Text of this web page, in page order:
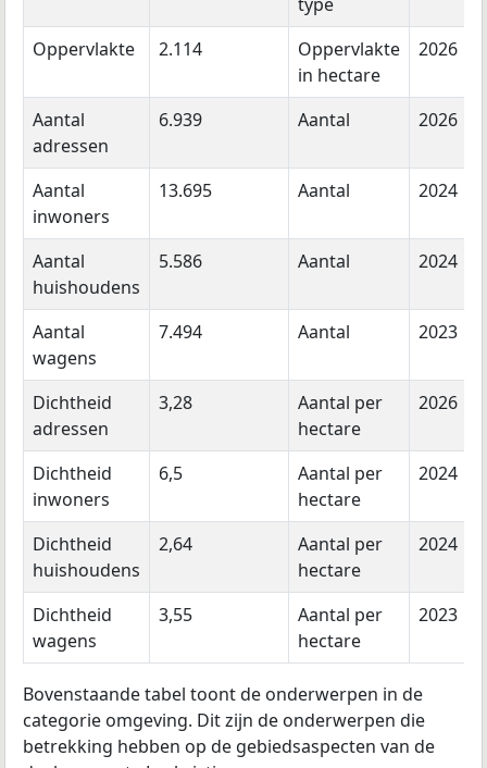
type
Oppervlakte
2.114
Oppervlakte
in hectare
2026
Aantal
adressen
6.939 Aantal 2026
Aantal
inwoners
13.695 Aantal 2024
Aantal
huishoudens
5.586 Aantal 2024
Aantal
wagens
7.494 Aantal 2023
Dichtheid
adressen
3,28
Aantal per
hectare
2026
Dichtheid
inwoners
6,5
Aantal per
hectare
2024
Dichtheid
huishoudens
2,64
Aantal per
hectare
2024
Dichtheid
wagens
3,55
Aantal per
hectare
2023
Bovenstaande tabel toont de onderwerpen in de
categorie omgeving. Dit zijn de onderwerpen die
betrekking hebben op de gebiedsaspecten van de